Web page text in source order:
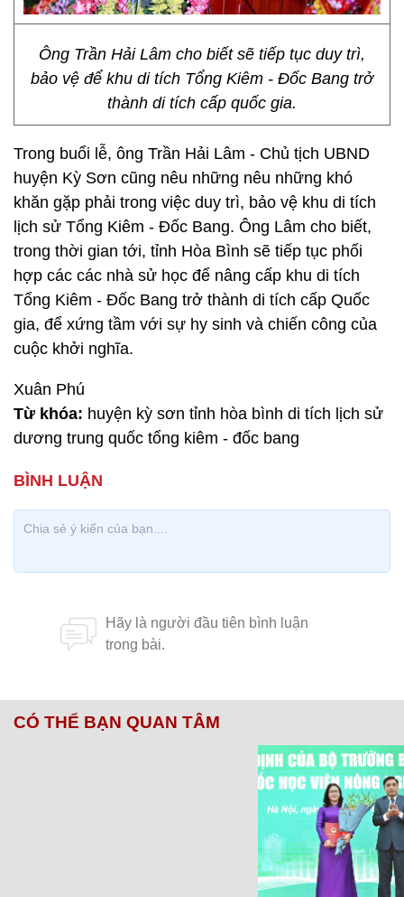
Ông Trần Hải Lâm cho biết sẽ tiếp tục duy trì,
bảo vệ để khu di tích Tổng Kiêm - Đốc Bang trở
thành di tích cấp quốc gia.
Trong buổi lễ, ông Trần Hải Lâm - Chủ tịch UBND
huyện Kỳ Sơn cũng nêu những nêu những khó
khăn gặp phải trong việc duy trì, bảo vệ khu di tích
lịch sử Tổng Kiêm - Đốc Bang. Ông Lâm cho biết,
trong thời gian tới, tỉnh Hòa Bình sẽ tiếp tục phối
hợp các các nhà sử học để nâng cấp khu di tích
Tổng Kiêm - Đốc Bang trở thành di tích cấp Quốc
gia, để xứng tầm với sự hy sinh và chiến công của
cuộc khởi nghĩa.
Xuân Phú
Từ khóa: huyện kỳ sơn tỉnh hòa bình di tích lịch sử
dương trung quốc tổng kiêm - đốc bang
CÓ THỂ BẠN QUAN TÂM